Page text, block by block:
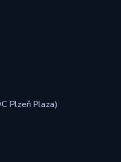
Plzeň Plaza)